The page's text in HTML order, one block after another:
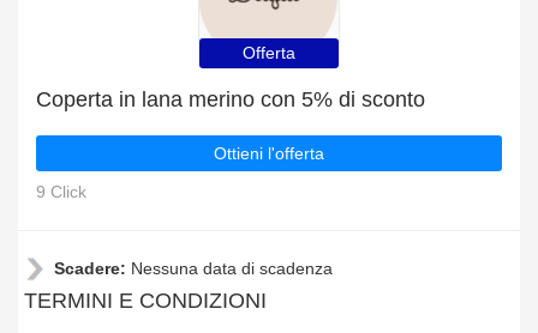
Offerta
Coperta in lana merino con 5% di sconto
Ottieni l'offerta
9 Click
Scadere: Nessuna data di scadenza
TERMINI E CONDIZIONI